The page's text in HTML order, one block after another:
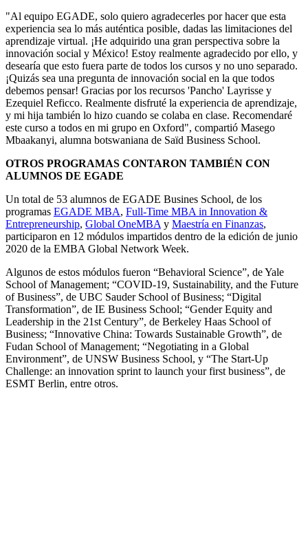
"Al equipo EGADE, solo quiero agradecerles por hacer que esta
experiencia sea lo más auténtica posible, dadas las limitaciones del
aprendizaje virtual. ¡He adquirido una gran perspectiva sobre la
innovación social y México! Estoy realmente agradecido por ello, y
desearía que esto fuera parte de todos los cursos y no uno separado.
¡Quizás sea una pregunta de innovación social en la que todos
debemos pensar! Gracias por los recursos 'Pancho' Layrisse y
Ezequiel Reficco. Realmente disfruté la experiencia de aprendizaje,
y mi hija también lo hizo cuando se colaba en clase. Recomendaré
este curso a todos en mi grupo en Oxford", compartió Masego
Mbaakanyi, alumna botswaniana de Saïd Business School.
OTROS PROGRAMAS CONTARON TAMBIÉN CON
ALUMNOS DE EGADE
Un total de 53 alumnos de EGADE Busines School, de los
programas EGADE MBA, Full-Time MBA in Innovation &
Entrepreneurship, Global OneMBAy Maestría en Finanzas,
participaron en 12 módulos impartidos dentro de la edición de junio
2020 de la EMBA Global Network Week.
Algunos de estos módulos fueron “Behavioral Science”, de Yale
School of Management; “COVID-19, Sustainability, and the Future
of Business”, de UBC Sauder School of Business; “Digital
Transformation”, de IE Business School; “Gender Equity and
Leadership in the 21st Century”, de Berkeley Haas School of
Business; “Innovative China: Towards Sustainable Growth”, de
Fudan School of Management; “Negotiating in a Global
Environment”, de UNSW Business School, y “The Start-Up
Challenge: an innovation sprint to launch your first business”, de
ESMT Berlin, entre otros.